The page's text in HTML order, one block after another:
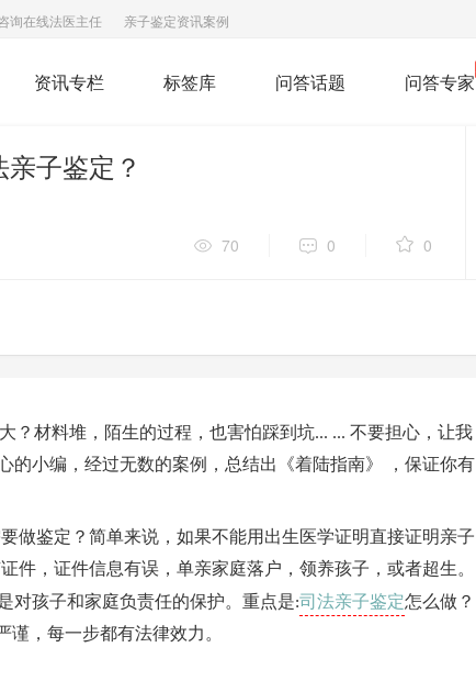
询在线法医主任 亲子鉴定资讯案例
资讯专栏 标签库 问答话题 问答专家
子鉴定？
70 0 0
？材料堆，陌生的过程，也害怕踩到坑... ... 不要担心，让我
的小编，经过无数的案例，总结出《着陆指南》 ，保证你有
做鉴定？简单来说，如果不能用出生医学证明直接证明亲子
件，证件信息有误，单亲家庭落户，领养孩子，或者超生。
对孩子和家庭负责任的保护。重点是:司法亲子鉴定怎么做？
，每一步都有法律效力。